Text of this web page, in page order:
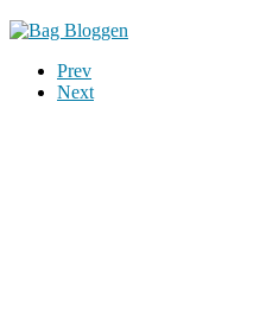
Prev
Next